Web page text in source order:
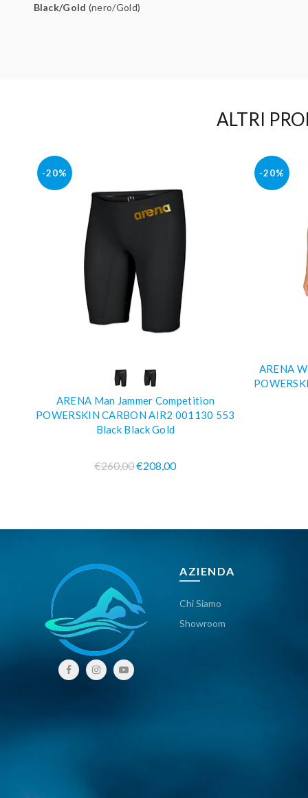
Black/Gold (nero/Gold)
ALTRI
-20%
COMPRA SUBITO
ARENA Man Jammer Competition
POWERSKIN CARBON AIR2 001130 553
Black Black Gold
€260,00€208,00
-20%
ARENA
AZIENDA
Chi Siamo
Showroom